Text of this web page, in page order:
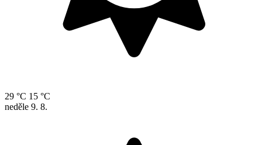
29 °C 15 °C
neděle 9. 8.